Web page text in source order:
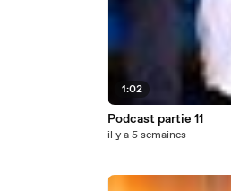
1:02
Podcast partie 11
il y a 5 semaines